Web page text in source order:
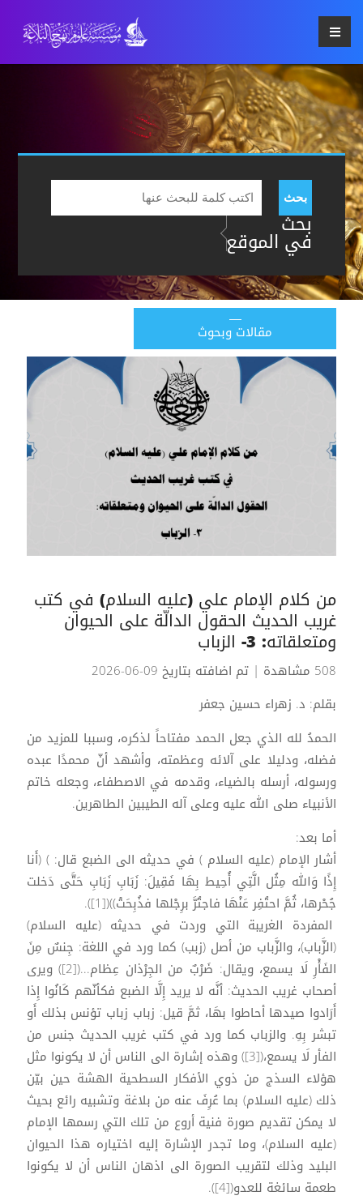
بحث
بحث
في الموقع
مقالات وبحوث
من كلام الإمام علي (عليه السلام) في كتب
غريب الحديث الحقول الدالّة على الحيوان
ومتعلقاته: 3- الزباب
508 مشاهدة
| تم اضافته بتاريخ 09-06-2026
بقلم: د. زهراء حسين جعفر
الحمدُ لله الذي جعل الحمد مفتاحاً لذكره، وسببا للمزيد من
فضله، ودليلا على آلائه وعظمته، وأشهد أنّ محمدًا عبده
ورسوله، أرسله بالضياء، وقدمه في الاصطفاء، وجعله خاتم
الأنبياء صلى الله عليه وعلى آله الطيبين الطاهرين.
أما بعد:
أشار الإمام (عليه السلام ) في حديثه الى الضبع قال: ) (أَنا
إِذًا وَالله مِثُل الَّتِي أُحِيط بِهَا فَقِيلَ: زَبَابِ زَبَابِ حَتَّى دَخلت
جُحْرها، ثُمَّ احتُفِر عَنْهَا فاجتُرَّ برِجْلها فذُبِحَتْ))([1]).
المفردة الغريبة التي وردت في حديثه (عليه السلام)
(الزَّباب)، والزَّباب من أصل (زبب) كما ورد في اللغة: جِنسٌ مِنَ
الفَأْرِ لَا يسمع، ويقال: ضَرْبٌ من الجِرْذان عِظام...([2]) ويرى
أصحاب غريب الحديث: أنَّه لا يريد إِلَّا الضبع فكأنّهم كَانُوا إِذا
أَرَادوا صيدها أحاطوا بهَا، ثمَّ قيل: زباب زباب تؤنس بذلك أَو
تبشر بِهِ. والزباب كما ورد في كتب غريب الحديث جنس من
الفأر لَا يسمع،([3]) وهذه إشارة الى الناس أن لا يكونوا مثل
هؤلاء السذج من ذوي الأفكار السطحية الهشة حين بيّن
ذلك (عليه السلام) بما عُرِفَ عنه من بلاغة وتشبيه رائع بحيث
لا يمكن تقديم صورة فنية أروع من تلك التي رسمها الإمام
(عليه السلام)، وما تجدر الإشارة إليه اختياره هذا الحيوان
البليد وذلك لتقريب الصورة الى اذهان الناس أن لا يكونوا
طعمة سائغة للعدو([4]).